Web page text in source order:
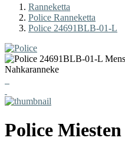
Ranneketta
Police Ranneketta
Police 24691BLB-01-L
Police